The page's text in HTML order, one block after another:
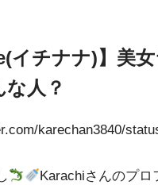
イチナナ)】美
な⼈？
karechan3840/
Karachiさんのプロ